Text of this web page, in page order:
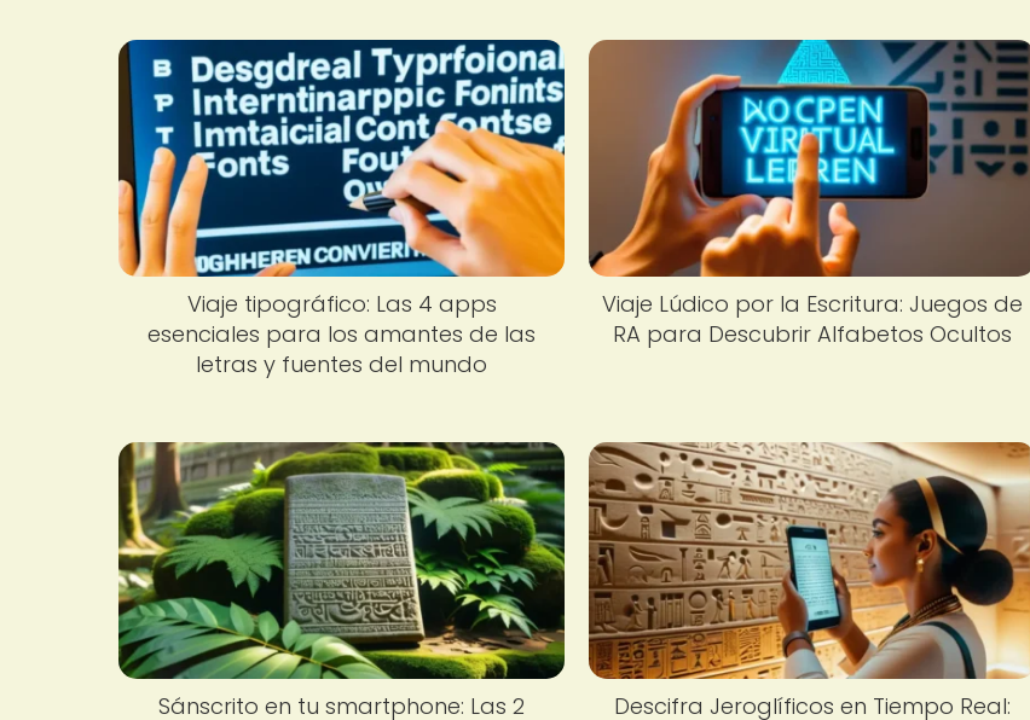
Viaje tipográfico: Las 4 apps
esenciales para los amantes de las
letras y fuentes del mundo
Viaje Lúdico por la Escritura: Juegos de
RA para Descubrir Alfabetos Ocultos
Sánscrito en tu smartphone: Las 2 Descifra Jeroglíficos en Tiempo Real: